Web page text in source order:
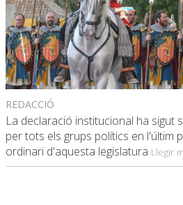
REDACCIÓ
La declaració institucional ha sigut
per tots els grups polítics en l'últim
ordinari d'aquesta legislatura Llegir